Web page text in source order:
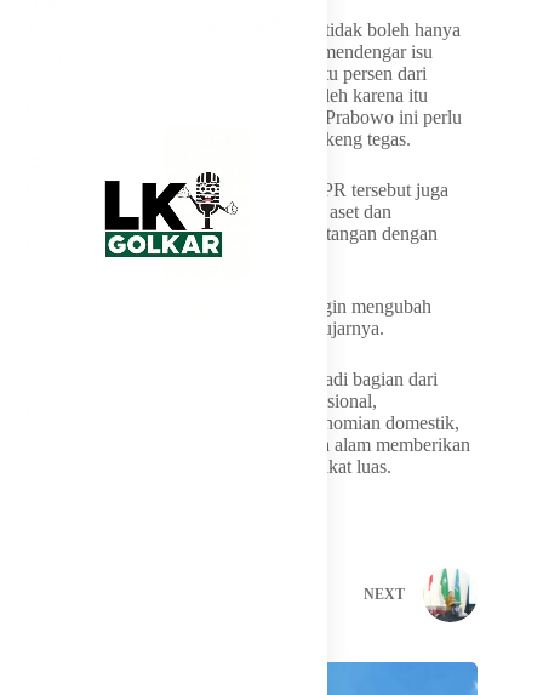
“Kita ingin menjawab bahwa ekonomi itu tidak boleh hanya
dikuasai oleh segelintir orang. Kita sering mendengar isu
bahwa ekonomi ini dikuasai hanya oleh satu persen dari
rakyat Indonesia. Nah ini kan tidak adil. Oleh karena itu
kebijakan yang diambil oleh Pak Presiden Prabowo ini perlu
kita dukung dengan sepenuhnya,” ujar Mekeng tegas.
Ia menambahkan ketentuan dalam TAP MPR tersebut juga
mengamanatkan pencegahan penumpukan aset dan
konsentrasi kekuatan ekonomi yang bertentangan dengan
prinsip keadilan sosial.
“Jadi ini sangat kuat. Presiden Prabowo ingin mengubah
struktur pengendalian ekonomi nasional,” ujarnya.
Golkar menilai kebijakan DHE SDA menjadi bagian dari
upaya memperkuat kedaulatan ekonomi nasional,
meningkatkan manfaat ekspor bagi perekonomian domestik,
serta memastikan pengelolaan sumber daya alam memberikan
nilai tambah yang lebih besar bagi masyarakat luas.
NEXT